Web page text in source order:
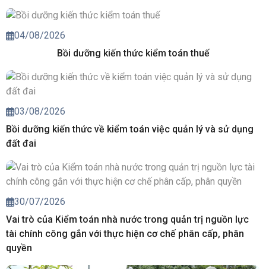
04/08/2026
Bồi dưỡng kiến thức kiểm toán thuế
03/08/2026
Bồi dưỡng kiến thức về kiểm toán việc quản lý và sử dụng
đất đai
30/07/2026
Vai trò của Kiểm toán nhà nước trong quản trị nguồn lực
tài chính công gắn với thực hiện cơ chế phân cấp, phân
quyền